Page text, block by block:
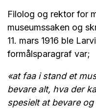
Filolog og rektor for
museumssaken og
11. mars 1916 ble
formålsparagraf var;​
«at faa i stand et
bevare alt, hva der
spesielt at bevare